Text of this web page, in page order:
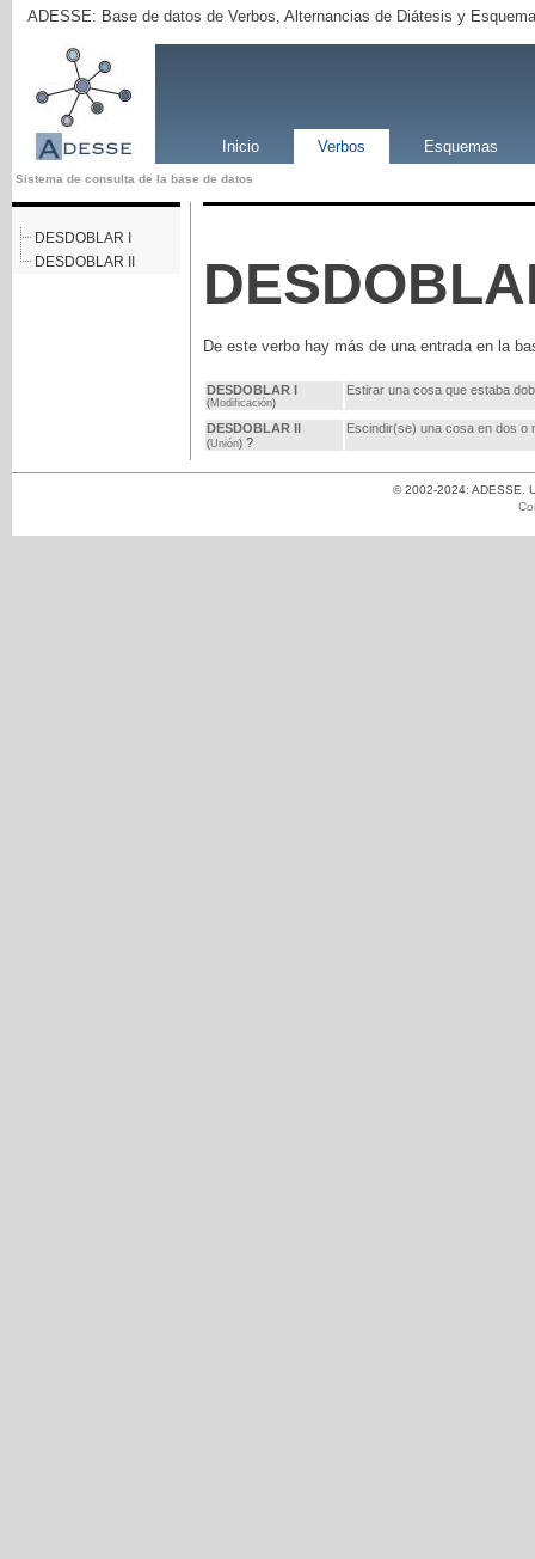
ADESSE: Base de datos de Verbos, Alternancias de Diátesis y
Inicio Verbos Esquemas
Sistema de consulta de la base de datos
DESDOBLAR I
DESDOBLAR II
De este verbo hay más de una entrada en la
DESDOBLAR I
(Modificación)
Estirar una cosa que estaba
DESDOBLAR II
(Unión)?
Escindir(se) una cosa en dos o
© 2002-2024: ADESSE.